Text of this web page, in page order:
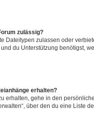
zulässig?
Dateitypen zulassen oder
du Unterstützung benötigst,
erhalten?
erhalten, gehe in den
über den du eine Liste